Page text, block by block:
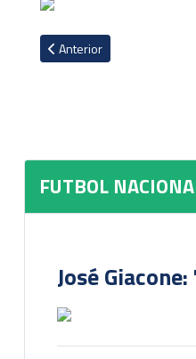
Artículo anterior: Mauricio
Anterior
FUTBOL
José